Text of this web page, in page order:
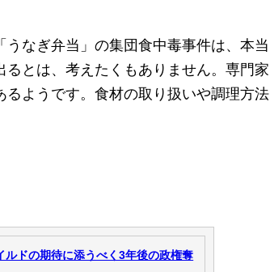
なぎ弁当」の集団食中毒事件は、本当
とは、考えたくもありません。専門家
ようです。食材の取り扱いや調理方法
ドの期待に添うべく3年後の政権奪